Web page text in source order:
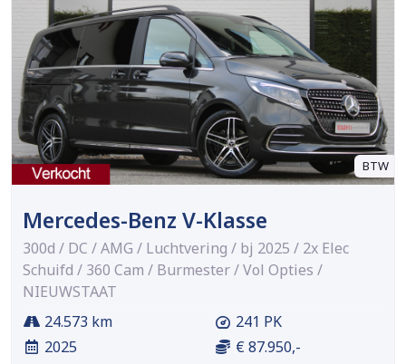
BTW
Mercedes-Benz V-Klasse
300d / DC / AMG / Luchtvering / bj 2025 / 2x Elec
Schuifd / 360 Cam / Burmester / Vol Opties /
NIEUWSTAAT
24.573 km
2025
241 PK
€ 87.950,-